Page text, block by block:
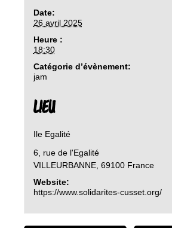
Date:
26 avril 2025
Heure :
18:30
Catégorie d’évènement:
jam
LIEU
Ile Egalité
6, rue de l'Egalité
VILLEURBANNE, 69100 France
Website:
https://www.solidarites-cusset.org/